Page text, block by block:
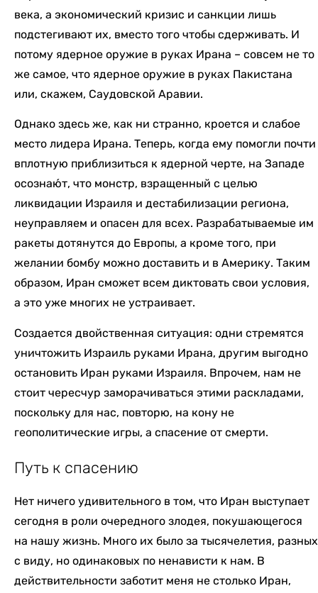
века, а экономический кризис и санкции лишь
подстегивают их, вместо того чтобы сдерживать. И
потому ядерное оружие в руках Ирана – совсем не то
же самое, что ядерное оружие в руках Пакистана
или, скажем, Саудовской Аравии.
Однако здесь же, как ни странно, кроется и слабое
место лидера Ирана. Теперь, когда ему помогли почти
вплотную приблизиться к ядерной черте, на Западе
осознаю́т, что монстр, взращенный с целью
ликвидации Израиля и дестабилизации региона,
неуправляем и опасен для всех. Разрабатываемые им
ракеты дотянутся до Европы, а кроме того, при
желании бомбу можно доставить и в Америку. Таким
образом, Иран сможет всем диктовать свои условия,
а это уже многих не устраивает.
Создается двойственная ситуация: одни стремятся
уничтожить Израиль руками Ирана, другим выгодно
остановить Иран руками Израиля. Впрочем, нам не
стоит чересчур заморачиваться этими раскладами,
поскольку для нас, повторю, на кону не
геополитические игры, а спасение от смерти.
Путь к спасению
Нет ничего удивительного в том, что Иран выступает
сегодня в роли очередного злодея, покушающегося
на нашу жизнь. Много их было за тысячелетия, разных
с виду, но одинаковых по ненависти к нам. В
действительности заботит меня не столько Иран,